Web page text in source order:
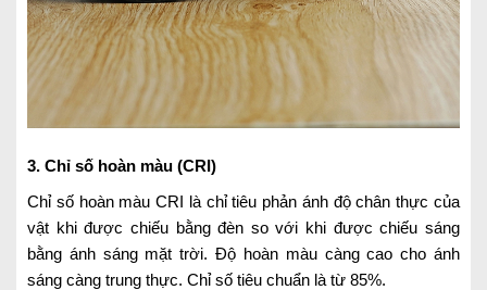
3. Chỉ số hoàn màu (CRI)
Chỉ số hoàn màu CRI là chỉ tiêu phản ánh độ chân thực của
vật khi được chiếu bằng đèn so với khi được chiếu sáng
bằng ánh sáng mặt trời. Độ hoàn màu càng cao cho ánh
sáng càng trung thực. Chỉ số tiêu chuẩn là từ 85%.